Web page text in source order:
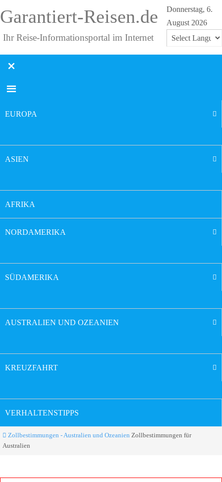
Garantiert-Reisen.de
Ihr Reise-Informationsportal im Internet
Donnerstag, 6.
August 2026
Powered by
EUROPA
ASIEN
AFRIKA
NORDAMERIKA
SÜDAMERIKA
AUSTRALIEN UND OZEANIEN
KREUZFAHRT
VERHALTENSTIPPS
Zollbestimmungen - Australien und Ozeanien Zollbestimmungen für
Australien